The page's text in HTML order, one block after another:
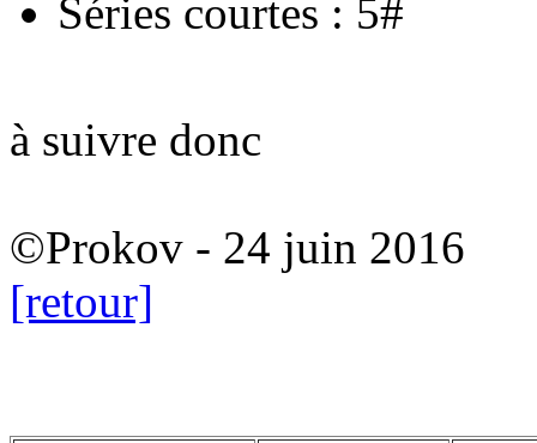
Séries courtes : 5#
à suivre donc
©Prokov - 24 juin 2016
[retour]